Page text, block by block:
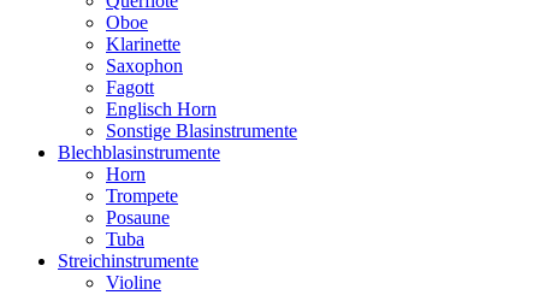
Oboe
Klarinette
Saxophon
Fagott
Englisch Horn
Sonstige Blasinstrumente
Blechblasinstrumente
Horn
Trompete
Posaune
Tuba
Streichinstrumente
Violine